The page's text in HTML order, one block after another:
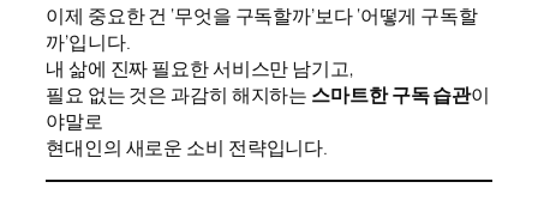
이제 중요한 건 ‘무엇을 구독할까’보다 ‘어떻게 구독할
까’입니다.
내 삶에 진짜 필요한 서비스만 남기고,
필요 없는 것은 과감히 해지하는 스마트한 구독 습관이
야말로
현대인의 새로운 소비 전략입니다.